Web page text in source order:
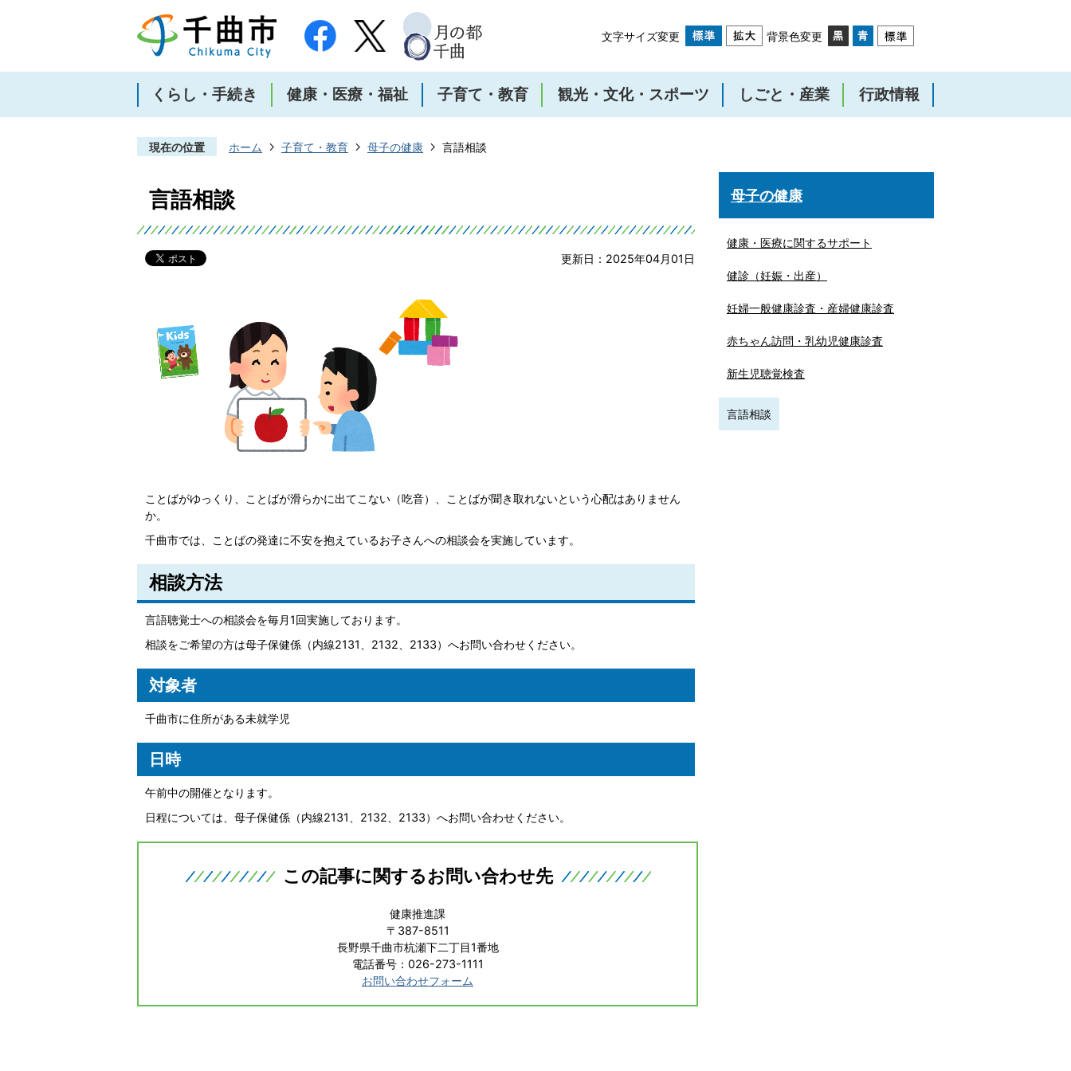
文字サイズ変更 背景色変更
くらし・手続き 健康・医療・福祉 子育て・教育 観光・文化・スポーツ しごと・産業 行政情報
現在の位置 ホーム 子育て・教育 母子の健康 言語相談
言語相談
更新日：2025年04月01日
ことばがゆっくり、ことばが滑らかに出てこない（吃音）、ことばが聞き取れないという心配はありません
か。
千曲市では、ことばの発達に不安を抱えているお子さんへの相談会を実施しています。
相談方法
言語聴覚士への相談会を毎月1回実施しております。
相談をご希望の方は母子保健係（内線2131、2132、2133）へお問い合わせください。
対象者
千曲市に住所がある未就学児
日時
午前中の開催となります。
日程については、母子保健係（内線2131、2132、2133）へお問い合わせください。
この記事に関するお問い合わせ先
健康推進課
〒387-8511
長野県千曲市杭瀬下二丁目1番地
電話番号：026-273-1111
お問い合わせフォーム
母子の健康
健康・医療に関するサポート
健診（妊娠・出産）
妊婦一般健康診査・産婦健康診査
赤ちゃん訪問・乳幼児健康診査
新生児聴覚検査
言語相談